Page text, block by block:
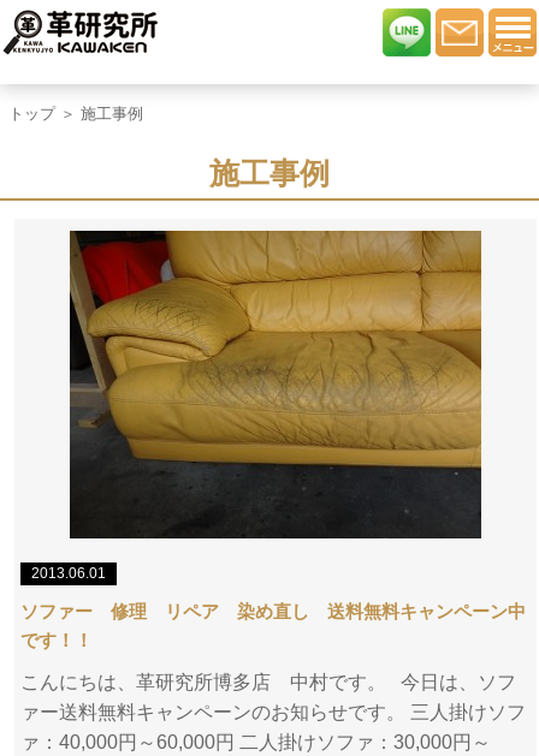
トップ＞ 施工事例
施工事例
2013.06.01
ソファー 修理 リペア 染め直し 送料無料キャンペーン中
です！！
こんにちは、革研究所博多店 中村です。 今日は、ソフ
ァー送料無料キャンペーンのお知らせです。 三人掛けソフ
ァ：40,000円～60,000円 二人掛けソファ：30,000円～